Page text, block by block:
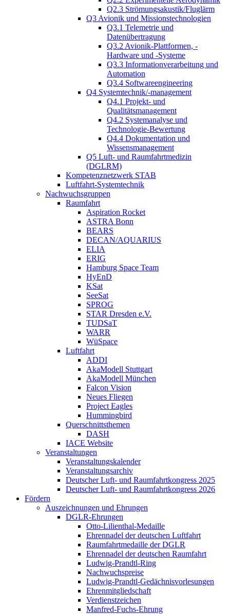
Q2.3 Strömungsakustik/Fluglärm
Q3 Avionik und Missionstechnologien
Q3.1 Telemetrie und
Datenübertragung
Q3.2 Avionik-Plattformen, -
Hardware und -Systeme
Q3.3 Informationverarbeitung und
Automation
Q3.4 Softwareengineering
Q4 Systemtechnik/-management
Q4.1 Projekt- und
Qualitätsmanagement
Q4.2 Systemanalyse und
Technologie-Bewertung
Q4.4 Dokumentation und
Wissensmanagement
Q5 Luft- und Raumfahrtmedizin
(DGLRM)
Kompetenznetzwerk STAB
Luftfahrt-Systemtechnik
Nachwuchsgruppen
Raumfahrt
Aspiration Rocket
ASTRA Bonn
BEARS
DECAN/AQUARIUS
ELIA
ERIG
Hamburg Space Team
HyEnD
KSat
SeeSat
SPROG
STAR Dresden e.V.
TUDSaT
WARR
WüSpace
Luftfahrt
ADDI
AkaModell Stuttgart
AkaModell München
Falcon Vision
Neues Fliegen
Project Eagles
Hummingbird
Querschnittsthemen
DASH
IACE Website
Veranstaltungen
Veranstaltungskalender
Veranstaltungsarchiv
Deutscher Luft- und Raumfahrtkongress 2025
Deutscher Luft- und Raumfahrtkongress 2026
Fördern
Auszeichnungen und Ehrungen
DGLR-Ehrungen
Otto-Lilienthal-Medaille
Ehrennadel der deutschen Luftfahrt
Raumfahrtmedaille der DGLR
Ehrennadel der deutschen Raumfahrt
Ludwig-Prandtl-Ring
Nachwuchspreise
Ludwig-Prandtl-Gedächnisvorlesungen
Ehrenmitgliedschaft
Verdienstzeichen
Manfred-Fuchs-Ehrung